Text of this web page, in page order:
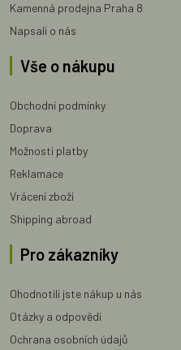
Kamenná prodejna Praha 8
Napsali o nás
Vše o nákupu
Obchodní podmínky
Doprava
Možnosti platby
Reklamace
Vrácení zboží
Shipping abroad
Pro zákazníky
Ohodnotili jste nákup u nás
Otázky a odpovědi
Ochrana osobních údajů